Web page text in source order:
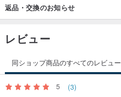
返品・交換のお知らせ
レビュー
同ショップ商品のすべてのレビュー
5 (3)